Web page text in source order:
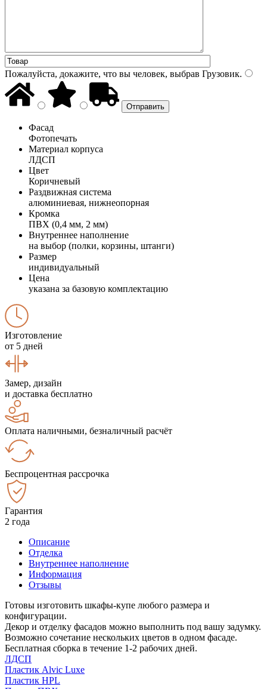
Пожалуйста, докажите, что вы человек, выбрав Грузовик.
Фасад
Фотопечать
Материал корпуса
ЛДСП
Цвет
Коричневый
Раздвижная система
алюминиевая, нижнеопорная
Кромка
ПВХ (0,4 мм, 2 мм)
Внутреннее наполнение
на выбор (полки, корзины, штанги)
Размер
индивидуальный
Цена
указана за базовую комплектацию
Изготовление
от 5 дней
Замер, дизайн
и доставка бесплатно
Оплата наличными, безналичный расчёт
Беспроцентная рассрочка
Гарантия
2 года
Описание
Отделка
Внутреннее наполнение
Информация
Отзывы
Готовы изготовить шкафы-купе любого размера и
конфигурации.
Декор и отделку фасадов можно выполнить под вашу задумку.
Возможно сочетание нескольких цветов в одном фасаде.
Бесплатная сборка в течение 1-2 рабочих дней.
ЛДСП
Пластик Alvic Luxe
Пластик HPL